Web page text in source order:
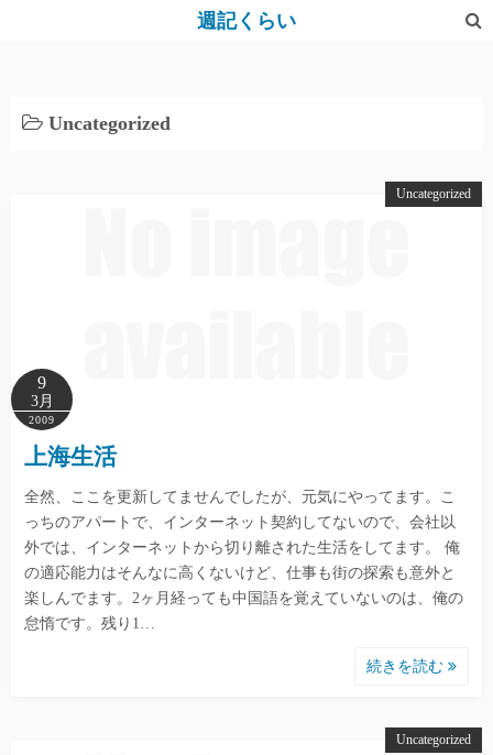
週記くらい
Uncategorized
Uncategorized
9
3月
2009
上海生活
全然、ここを更新してませんでしたが、元気にやってます。こ
っちのアパートで、インターネット契約してないので、会社以
外では、インターネットから切り離された生活をしてます。 俺
の適応能力はそんなに高くないけど、仕事も街の探索も意外と
楽しんでます。2ヶ月経っても中国語を覚えていないのは、俺の
怠惰です。残り1…
続きを読む
Uncategorized